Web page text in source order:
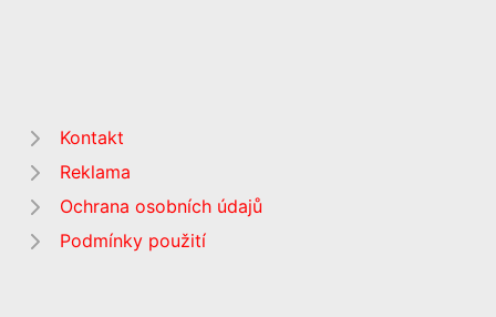
Kontakt
Reklama
Ochrana osobních údajů
Podmínky použití